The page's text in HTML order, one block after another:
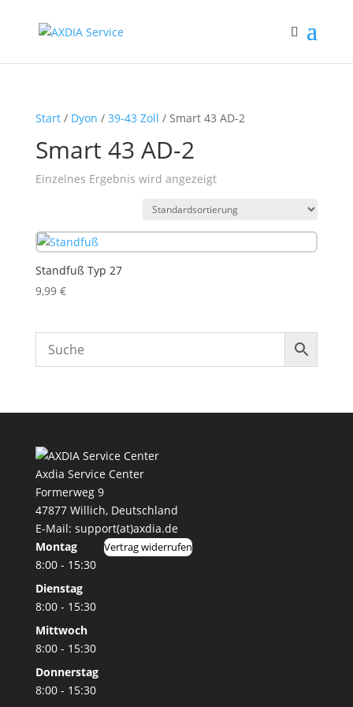
Start/ Dyon / 39-43 Zoll / Smart 43 AD-2
Smart 43 AD-2
Einzelnes Ergebnis wird angezeigt
Standfuß Typ 27
9,99 €
Axdia Service Center
Formerweg 9
47877 Willich, Deutschland
E-Mail: support(at)axdia.de
Montag
8:00 - 15:30
Dienstag
8:00 - 15:30
Mittwoch
8:00 - 15:30
Donnerstag
8:00 - 15:30
Vertrag widerrufen